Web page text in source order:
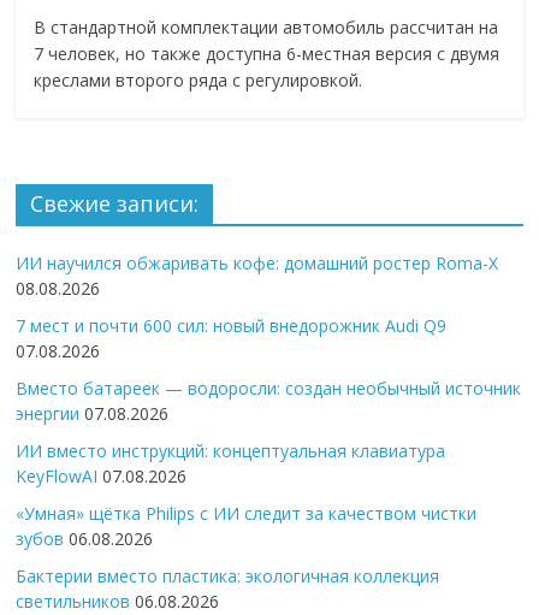
В стандартной комплектации автомобиль рассчитан на
7 человек, но также доступна 6-местная версия с двумя
креслами второго ряда с регулировкой.
Свежие записи:
ИИ научился обжаривать кофе: домашний ростер Roma-X
08.08.2026
7 мест и почти 600 сил: новый внедорожник Audi Q9
07.08.2026
Вместо батареек — водоросли: создан необычный источник
энергии 07.08.2026
ИИ вместо инструкций: концептуальная клавиатура
KeyFlowAI 07.08.2026
«Умная» щётка Philips с ИИ следит за качеством чистки
зубов 06.08.2026
Бактерии вместо пластика: экологичная коллекция
светильников 06.08.2026